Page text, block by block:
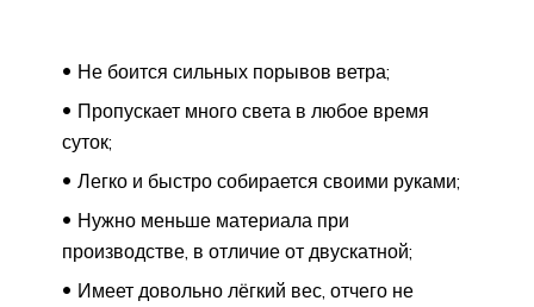
Не боится сильных порывов ветра;
Пропускает много света в любое время
суток;
Легко и быстро собирается своими руками;
Нужно меньше материала при
производстве, в отличие от двускатной;
Имеет довольно лёгкий вес, отчего не